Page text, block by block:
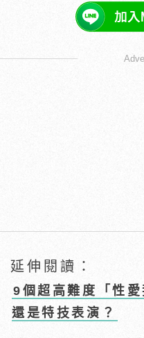
延伸閱讀：
9個超高難度「性
還是特技表演？